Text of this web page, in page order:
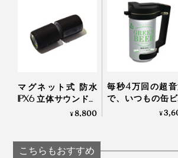
家の中でも、ベランダでも、バカ
『Lafuma』のリクライニングチェ
力する気持ちよさを体験してください。
ノウハウを持つ1500の企業にのみ授与。
マグネット式 防水
IPX6 立体サウンドの
Bluetooth デュアル ス
¥8,800
毎秒4万回の超
で、いつもの缶ビ
ルからクリーミ
¥
こちらもおすすめ